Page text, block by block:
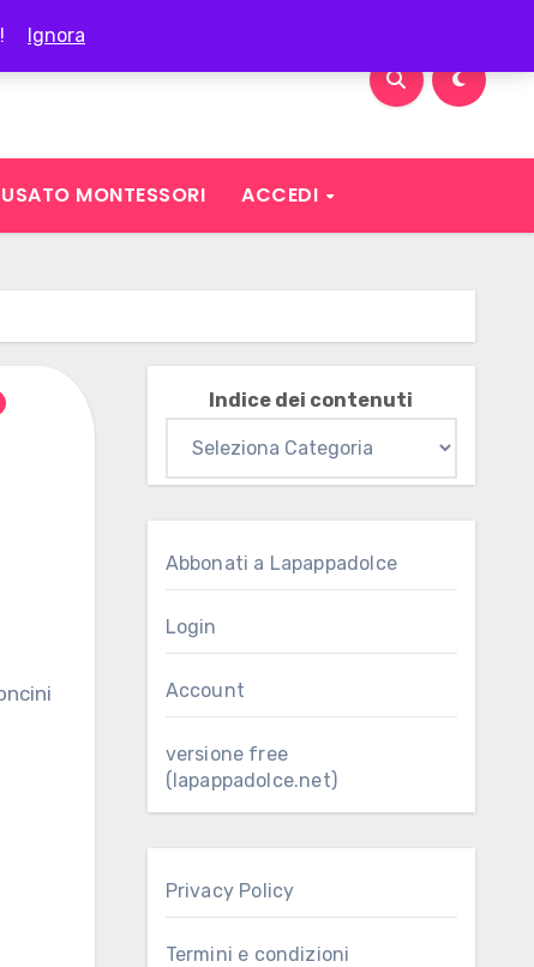
! Ignora
USATO MONTESSORI ACCEDI
Indice dei contenuti
Abbonati a Lapappadolce
Login
Account
versione free
(lapappadolce.net)
Privacy Policy
Termini e condizioni